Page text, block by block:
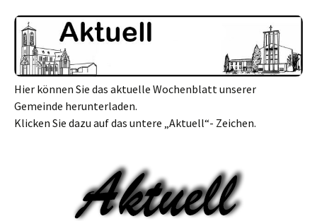
Hier können Sie das aktuelle Wochenblatt unserer
Gemeinde herunterladen.
Klicken Sie dazu auf das untere „Aktuell“- Zeichen.